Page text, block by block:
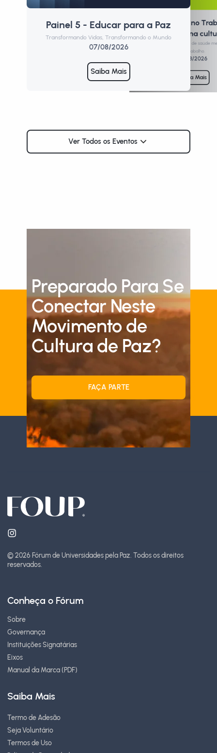
Painel 5 - Educar para a Paz
Transformando Vidas, Transformando o Mundo
07/08/2026
Saiba Mais
Saúde Mental no
Promoção de uma
Formação para profissionais de saúde
de trabalho.
10/08/2026
Saiba Mais
Ver Todos os Eventos
Preparado Para Se
Conectar Neste
Movimento de
Cultura de Paz?
FAÇA PARTE
© 2026 Fórum de Universidades pela Paz. Todos os direitos
reservados.
Conheça o Fórum
Sobre
Governança
Instituições Signatárias
Eixos
Manual da Marca (PDF)
Saiba Mais
Termo de Adesão
Seja Voluntário
Termos de Uso